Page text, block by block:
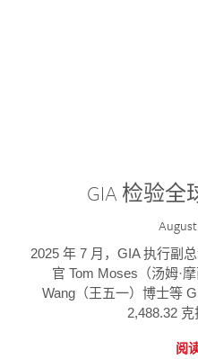
GIA 检验
2025 年 7 月，GIA 执行副
官 Tom Moses（汤姆·
Wang（王五一）博士等
2,488.32
阅